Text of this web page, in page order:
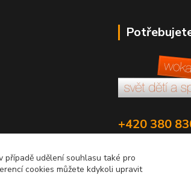
+420 380
případě udělení souhlasu také pro
cookies můžete kdykoli upravit